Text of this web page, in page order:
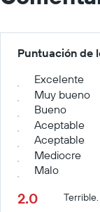
Puntuación de
Excelente
Muy bueno
Bueno
Aceptable
Aceptable
Mediocre
Malo
2.0
Terrible.